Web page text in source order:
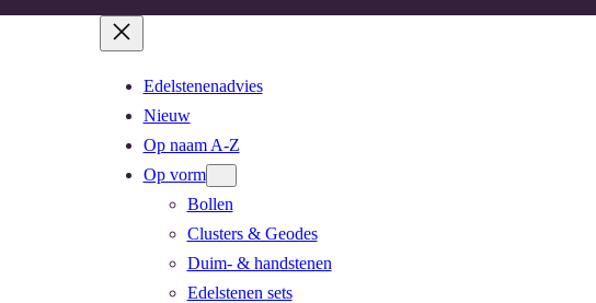
Edelstenenadvies
Nieuw
Op naam A-Z
Op vorm
Bollen
Clusters & Geodes
Duim- & handstenen
Edelstenen sets